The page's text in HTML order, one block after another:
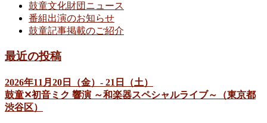
鼓童文化財団ニュース
番組出演のお知らせ
鼓童記事掲載のご紹介
最近の投稿
2026年11月20日（金）- 21日（土）
鼓童✕初音ミク 響演 ～和楽器スペシャルライブ～（東京都
渋谷区）